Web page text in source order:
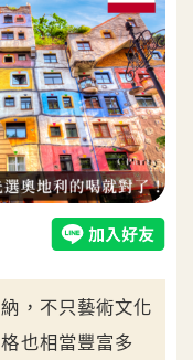
，不只藝術文化
也相當豐富多